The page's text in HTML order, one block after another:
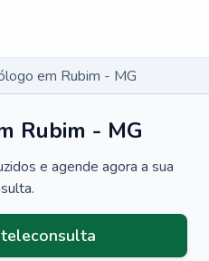
em Rubim - MG
Rubim - MG
e agende agora a sua